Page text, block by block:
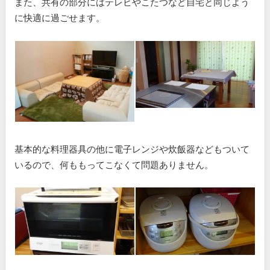
に快適に過ごせます。
基本的な料理器具の他に電子レンジや炊飯器などもついて
いるので、何ももってこなくて問題ありません。